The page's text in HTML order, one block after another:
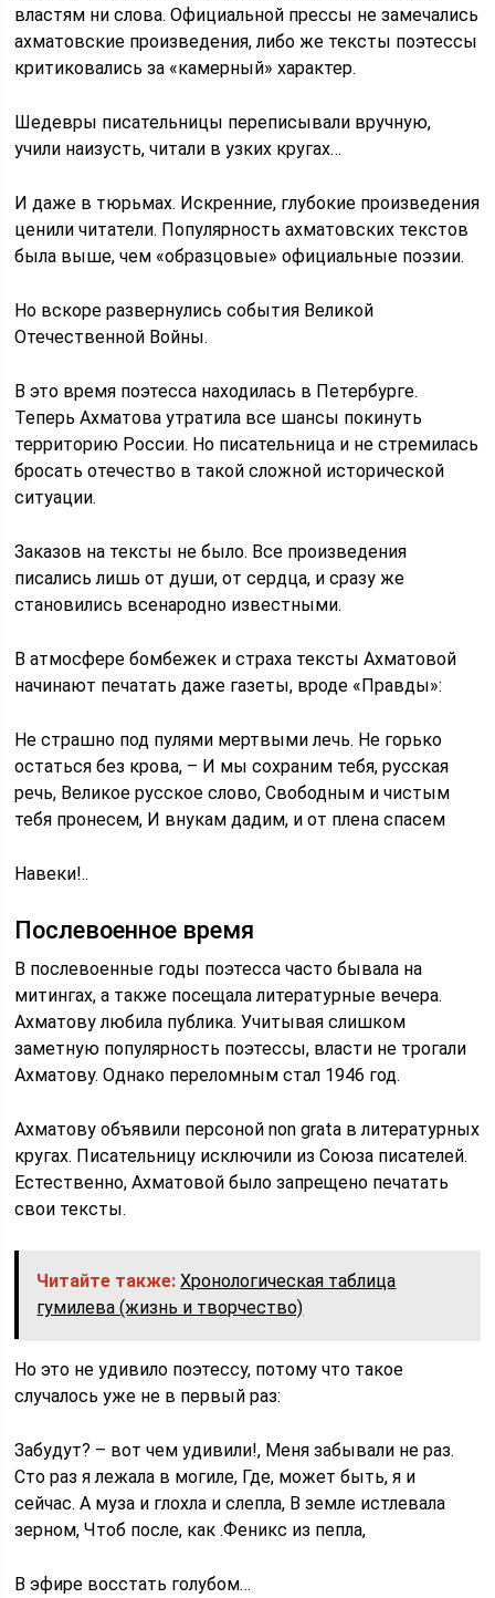
властям ни слова. Официальной прессы не замечались
ахматовские произведения, либо же тексты поэтессы
критиковались за «камерный» характер.
Шедевры писательницы переписывали вручную,
учили наизусть, читали в узких кругах…
И даже в тюрьмах. Искренние, глубокие произведения
ценили читатели. Популярность ахматовских текстов
была выше, чем «образцовые» официальные поэзии.
Но вскоре развернулись события Великой
Отечественной Войны.
В это время поэтесса находилась в Петербурге.
Теперь Ахматова утратила все шансы покинуть
территорию России. Но писательница и не стремилась
бросать отечество в такой сложной исторической
ситуации.
Заказов на тексты не было. Все произведения
писались лишь от души, от сердца, и сразу же
становились всенародно известными.
В атмосфере бомбежек и страха тексты Ахматовой
начинают печатать даже газеты, вроде «Правды»:
Не страшно под пулями мертвыми лечь. Не горько
остаться без крова, – И мы сохраним тебя, русская
речь, Великое русское слово, Свободным и чистым
тебя пронесем, И внукам дадим, и от плена спасем
Навеки!..
Послевоенное время
В послевоенные годы поэтесса часто бывала на
митингах, а также посещала литературные вечера.
Ахматову любила публика. Учитывая слишком
заметную популярность поэтессы, власти не трогали
Ахматову. Однако переломным стал 1946 год.
Ахматову объявили персоной non grata в литературных
кругах. Писательницу исключили из Союза писателей.
Естественно, Ахматовой было запрещено печатать
свои тексты.
Читайте также: Хронологическая таблица
гумилева (жизнь и творчество)
Но это не удивило поэтессу, потому что такое
случалось уже не в первый раз:
Забудут? – вот чем удивили!, Меня забывали не раз.
Сто раз я лежала в могиле, Где, может быть, я и
сейчас. А муза и глохла и слепла, В земле истлевала
зерном, Чтоб после, как .Феникс из пепла,
В эфире восстать голубом…